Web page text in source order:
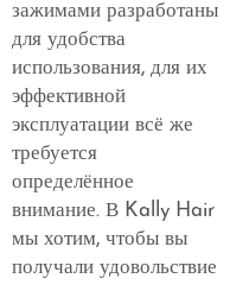
зажимами разработаны
для удобства
использования, для их
эффективной
эксплуатации всё же
требуется
определённое
внимание. В Kally Hair
мы хотим, чтобы вы
получали удовольствие